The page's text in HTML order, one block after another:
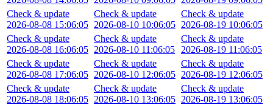
Check & update
2026-08-08 15:06:05
Check & update
2026-08-08 16:06:05
Check & update
2026-08-08 17:06:05
Check & update
2026-08-08 18:06:05
Check & update
2026-08-10 10:06:05
Check & update
2026-08-10 11:06:05
Check & update
2026-08-10 12:06:05
Check & update
2026-08-10 13:06:05
Check & update
2026-08-19 10:06:05
Check & update
2026-08-19 11:06:05
Check & update
2026-08-19 12:06:05
Check & update
2026-08-19 13:06:05